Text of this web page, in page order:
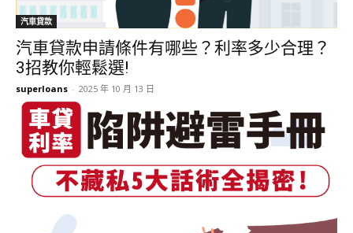
汽車貸款
汽車貸款申請條件有哪些？利率多少合理？
3招教你輕鬆選!
superloans - 2025 年 10 月 13 日